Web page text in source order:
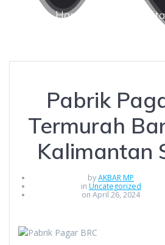
Harga Terbaik
Pabrik
Termurah
Kalimantan
byAKBAR MP
in Uncategorized
on April 26, 2024